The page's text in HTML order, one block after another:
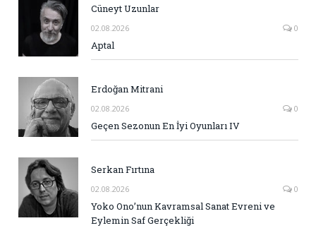
Cüneyt Uzunlar
02.08.2026 0
Aptal
Erdoğan Mitrani
02.08.2026 0
Geçen Sezonun En İyi Oyunları IV
Serkan Fırtına
02.08.2026 0
Yoko Ono’nun Kavramsal Sanat Evreni ve
Eylemin Saf Gerçekliği